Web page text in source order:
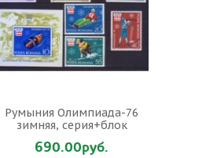
Румыния Олимпиада-76
зимняя, серия+блок
690.00руб.